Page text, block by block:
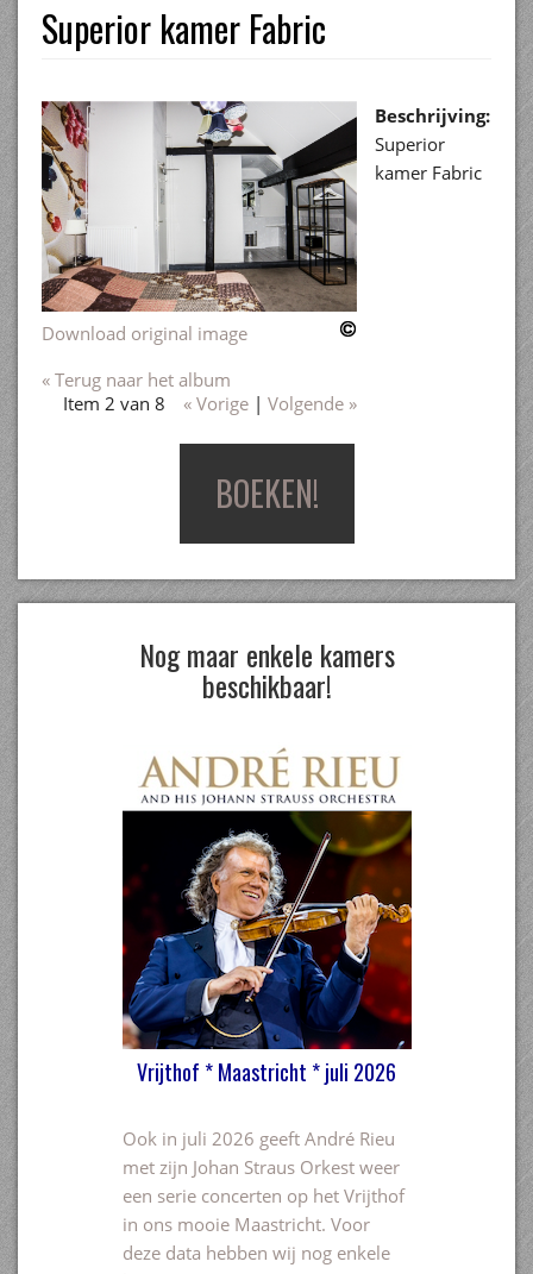
Superior kamer Fabric
Download original image
« Terug naar het album
Item 2 van 8
« Vorige| Volgende »
Beschrijving:
Superior
kamer Fabric
BOEKEN!
Nog maar enkele kamers
beschikbaar!
Vrijthof * Maastricht * juli 2026
Ook in juli 2026 geeft André Rieu
met zijn Johan Straus Orkest weer
een serie concerten op het Vrijthof
in ons mooie Maastricht. Voor
deze data hebben wij nog enkele